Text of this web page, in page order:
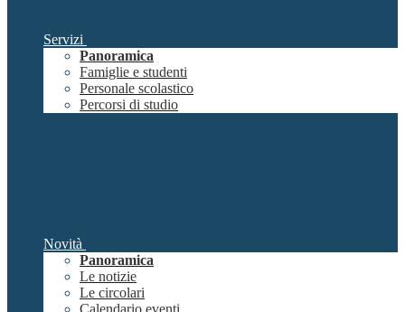
Servizi
Panoramica
Famiglie e studenti
Personale scolastico
Percorsi di studio
Novità
Panoramica
Le notizie
Le circolari